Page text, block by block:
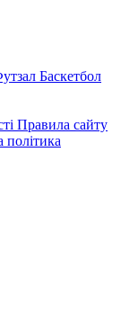
Баскетбол
Правила сайту
політика